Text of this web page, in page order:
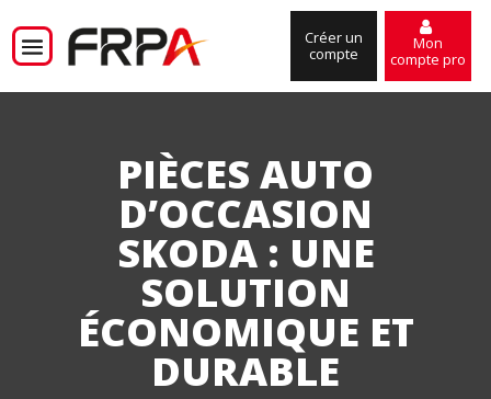
Créer un
compte
Mon
compte pro
PIÈCES AUTO
D’OCCASION
SKODA : UNE
SOLUTION
ÉCONOMIQUE ET
DURABLE